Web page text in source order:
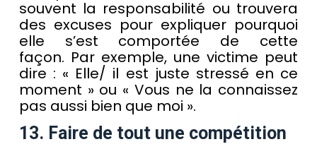
souvent la responsabilité ou trouvera
des excuses pour expliquer pourquoi
elle s’est comportée de cette
façon. Par exemple, une victime peut
dire : « Elle/ il est juste stressé en ce
moment » ou « Vous ne la connaissez
pas aussi bien que moi ».
13. Faire de tout une compétition